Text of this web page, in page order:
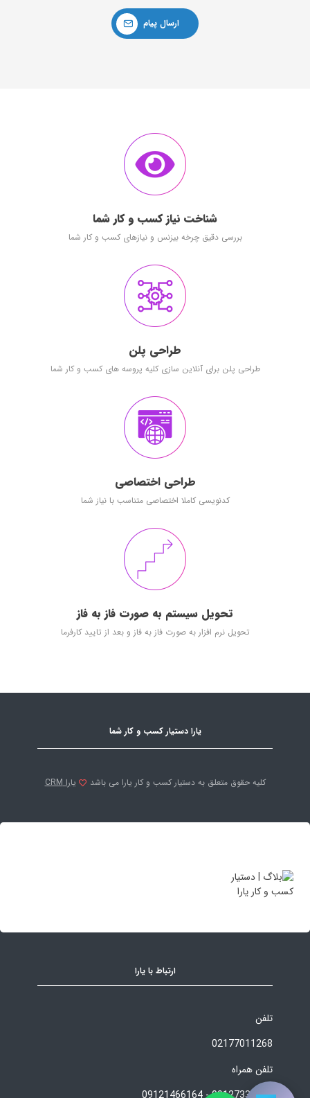
ارسال پیام
شناخت نیاز کسب و کار شما
بررسی دقیق چرخه بیزنس و نیازهای کسب و کار شما
طراحی پلن
طراحی پلن برای آنلاین سازی کلیه پروسه های کسب و کار شما
طراحی اختصاصی
کدنویسی کاملا اختصاصی متناسب با نیاز شما
تحویل سیستم به صورت فاز به فاز
تحویل نرم افزار به صورت فاز به فاز و بعد از تایید کارفرما
یارا دستیار کسب و کار شما
کلیه حقوق متعلق به دستیار کسب و کار یارا می باشد یارا CRM
ارتباط با یارا
تلفن
02177011268
تلفن همراه